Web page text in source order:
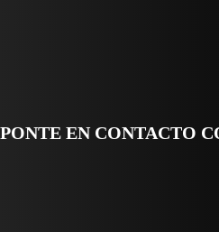
PONTE EN CONTACTO